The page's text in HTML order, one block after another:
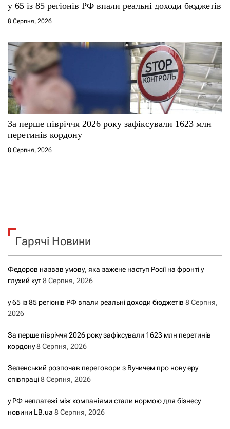
у 65 із 85 регіонів РФ впали реальні доходи бюджетів
8 Серпня, 2026
За перше півріччя 2026 року зафіксували 1623 млн
перетинів кордону
8 Серпня, 2026
Гарячі Новини
Федоров назвав умову, яка зажене наступ Росії на фронті у
глухий кут8 Серпня, 2026
у 65 із 85 регіонів РФ впали реальні доходи бюджетів 8 Серпня,
2026
За перше півріччя 2026 року зафіксували 1623 млн перетинів
кордону8 Серпня, 2026
Зеленський розпочав переговори з Вучичем про нову еру
співпраці8 Серпня, 2026
у РФ неплатежі між компаніями стали нормою для бізнесу
новини LB.ua 8 Серпня, 2026